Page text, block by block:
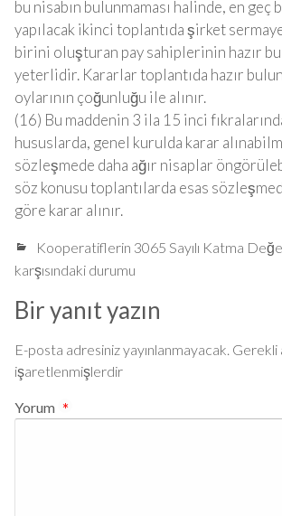
bu nisabın bulunmaması halinde, en geç
yapılacak ikinci toplantıda şirket
birini oluşturan pay sahiplerinin hazır
yeterlidir. Kararlar toplantıda hazır
oylarının çoğunluğu ile alınır.
(16) Bu maddenin 3 ila 15 inci
hususlarda, genel kurulda karar
sözleşmede daha ağır nisaplar
söz konusu toplantılarda esas
göre karar alınır.
Kooperatiflerin 3065 Sayılı Katma
karşısındaki durumu
Bir yanıt yazın
E-posta adresiniz yayınlanmayacak. Gerekli
işaretlenmişlerdir
Yorum *